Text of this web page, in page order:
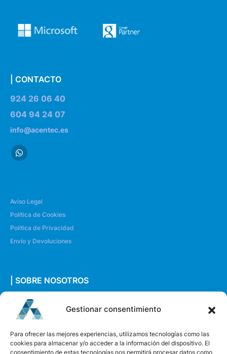
Gestionar consentimiento
Para ofrecer las mejores experiencias, utilizamos tecnologías como las
cookies para almacenar y/o acceder a la información del dispositivo. El
consentimiento de estas tecnologías nos permitirá procesar datos como
| CONTACTO
924 26 06 40
604 94 24 07
info@acentec.es
Aviso Legal
Política de Cookies
Política de Privacidad
Envío y Devoluciones
| SOBRE NOSOTROS
Quiénes somos
Envíanos un mensaje